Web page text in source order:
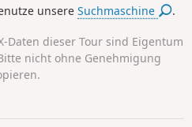
befinden sich
eine
unsereSuchmaschine .
Daten dieser Tour sind Eigentum
nicht ohne Genehmigung